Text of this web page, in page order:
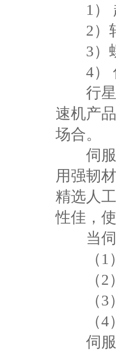
1） 超
2）轴
3）螺
4） 传
行星
速机产
场合。
伺服
用强韧
精选人
性佳，
当伺
（1）
（2）
（3）
（4）
伺服